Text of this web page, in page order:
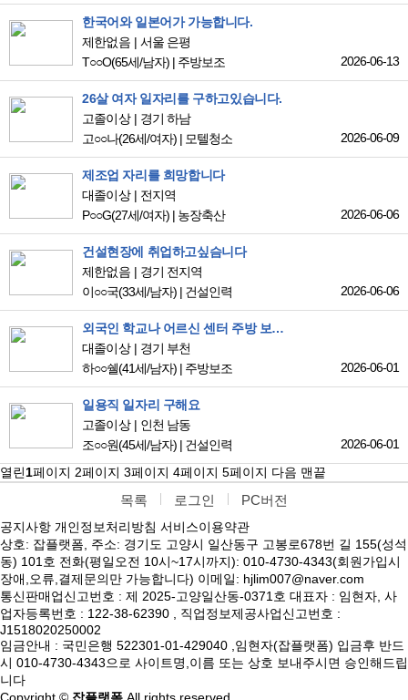
한국어와 일본어가 가능합니다.
제한없음
서울 은평
T○○O(65세/남자) | 주방보조 2026-06-13
26살 여자 일자리를 구하고있습니다.
고졸이상
경기 하남
고○○나(26세/여자) | 모텔청소 2026-06-09
제조업 자리를 희망합니다
대졸이상
전지역
P○○G(27세/여자) | 농장축산 2026-06-06
건설현장에 취업하고싶슴니다
제한없음
경기 전지역
이○○국(33세/남자) | 건설인력 2026-06-06
외국인 학교나 어르신 센터 주방 보조. 배식 인력 구하는 곳 찾아요.
대졸이상
경기 부천
하○○쉘(41세/남자) | 주방보조 2026-06-01
일용직 일자리 구해요
고졸이상
인천 남동
조○○원(45세/남자) | 건설인력
2026-06-01
열린1페이지 2페이지 3페이지 4페이지 5페이지 다음 맨끝
목록 로그인 PC버전
공지사항 개인정보처리방침 서비스이용약관
상호: 잡플랫폼, 주소: 경기도 고양시 일산동구 고봉로678번 길 155(성석
동) 101호 전화(평일오전 10시~17시까지): 010-4730-4343(회원가입시
장애,오류,결제문의만 가능합니다) 이메일: hjlim007@naver.com
통신판매업신고번호 : 제 2025-고양일산동-0371호 대표자 : 임현자, 사
업자등록번호 : 122-38-62390 , 직업정보제공사업신고번호 :
J1518020250002
임금안내 : 국민은행 522301-01-429040 ,임현자(잡플랫폼) 입금후 반드
시 010-4730-4343으로 사이트명,이름 또는 상호 보내주시면 승인해드립
니다